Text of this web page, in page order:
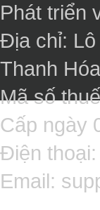
Phát triển
Địa chỉ: Lô
Thanh Hóa
Mã số
Cấp ngày
Điện
Email: